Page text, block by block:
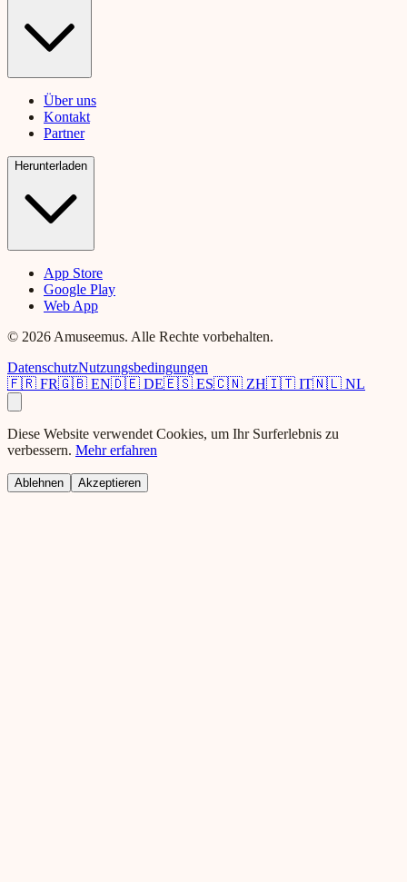
Über uns
Kontakt
Partner
Herunterladen
App Store
Google Play
Web App
© 2026 Amuseemus. Alle Rechte vorbehalten.
DatenschutzNutzungsbedingungen
🇫🇷 FR🇬🇧 EN🇩🇪 DE🇪🇸 ES🇨🇳 ZH🇮🇹 IT🇳🇱 NL
Diese Website verwendet Cookies, um Ihr Surferlebnis zu
verbessern. Mehr erfahren
Ablehnen Akzeptieren